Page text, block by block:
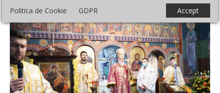
Politica de Cookie GDPR Accept